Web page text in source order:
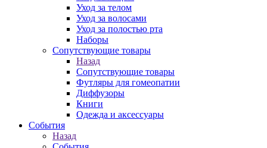
Уход за телом
Уход за волосами
Уход за полостью рта
Наборы
Сопутствующие товары
Назад
Сопутствующие товары
Футляры для гомеопатии
Диффузоры
Книги
Одежда и аксессуары
События
Назад